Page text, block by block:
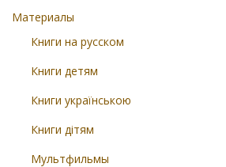
Материалы
Книги на русском
Книги детям
Книги українською
Книги дітям
Мультфильмы